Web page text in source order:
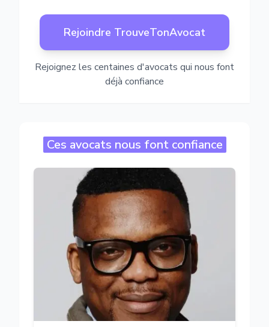
Rejoindre TrouveTonAvocat
Rejoignez les centaines d'avocats qui nous font
déjà confiance
Ces avocats nous font confiance